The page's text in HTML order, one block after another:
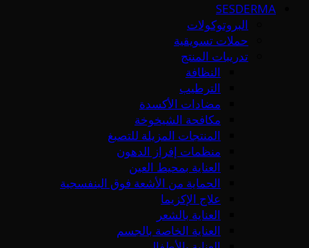
SESDERMA
البروتوكولات
حملات تسويقية
تدريبات المنتج
النظافة
الترطيب
مضادات الأكسدة
مكافحة الشيخوخة
المنتجات المزيلة للتصبغ
منظمات إفراز الدهون
العناية بمحيط العين
الحماية من الأشعة فوق البنفسجية
علاج الإكزيما
العناية بالشعر
العناية الخاصة بالجسم